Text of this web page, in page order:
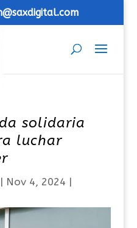
solidaria
luchar
| Nov 4, 2024 |